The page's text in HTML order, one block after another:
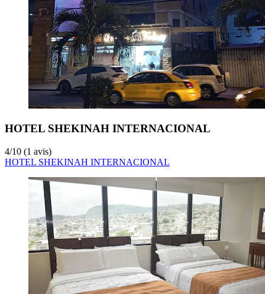
HOTEL SHEKINAH INTERNACIONAL
4/10 (1 avis)
HOTEL SHEKINAH INTERNACIONAL